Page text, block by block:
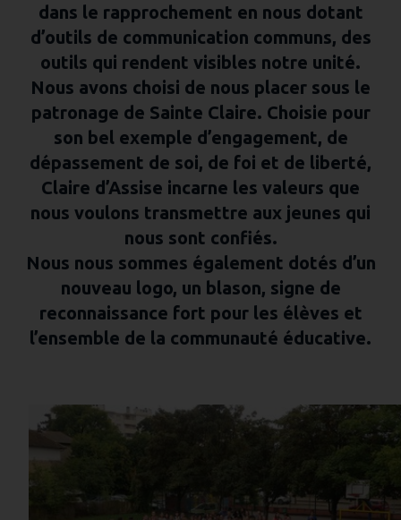
dans le rapprochement en nous dotant
d’outils de communication communs, des
outils qui rendent visibles notre unité.
Nous avons choisi de nous placer sous le
patronage de Sainte Claire. Choisie pour
son bel exemple d’engagement, de
dépassement de soi, de foi et de liberté,
Claire d’Assise incarne les valeurs que
nous voulons transmettre aux jeunes qui
nous sont confiés.
Nous nous sommes également dotés d’un
nouveau logo, un blason, signe de
reconnaissance fort pour les élèves et
l’ensemble de la communauté éducative.